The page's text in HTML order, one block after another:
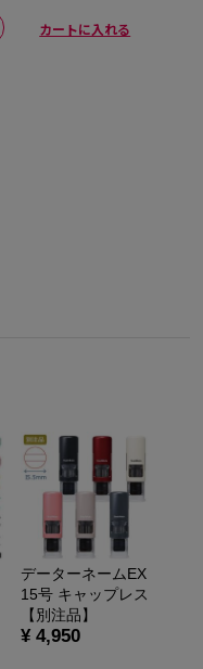
カートに入れる
データーネームEX
15号 キャップレス
【別注品】
¥ 4,950